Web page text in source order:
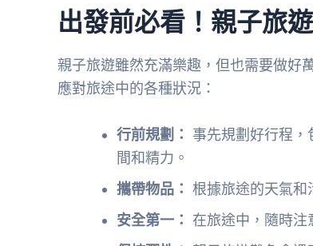
出發前必看！親子旅
親子旅遊雖然充滿樂趣，但也需要做好
應對旅途中的各種狀況：
行前規劃：
事先規劃好行程
間和精力。
攜帶物品： 根據旅途的天氣和
安全第一：
在旅途中，隨時注